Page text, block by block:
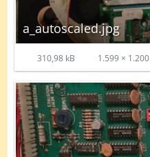
a_autoscaled.jpg
310,98 kB 1.599 × 1.200